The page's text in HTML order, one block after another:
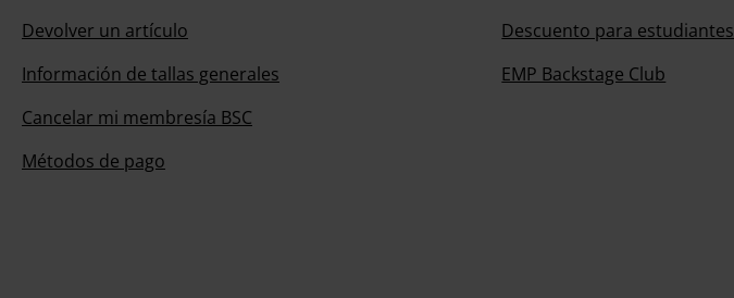
Devolver un artículo
Información de tallas generales
Cancelar mi membresía BSC
Métodos de pago
Descuento para estudiantes
EMP Backstage Club